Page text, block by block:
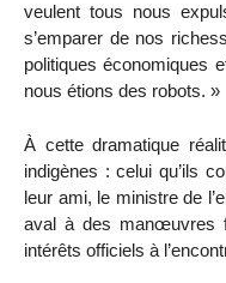
veulent tous nous
s’emparer de nos
politiques économiques
nous étions des robots. »
À cette dramatique
indigènes : celui qu’ils
leur ami, le ministre de
aval à des manœuvres
intérêts officiels à